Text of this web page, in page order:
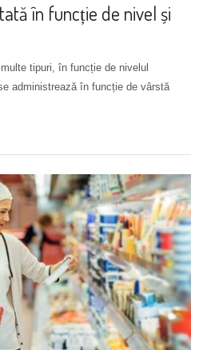
în funcție de nivel și
tipuri, în funcție de nivelul
administrează în funcție de vârstă